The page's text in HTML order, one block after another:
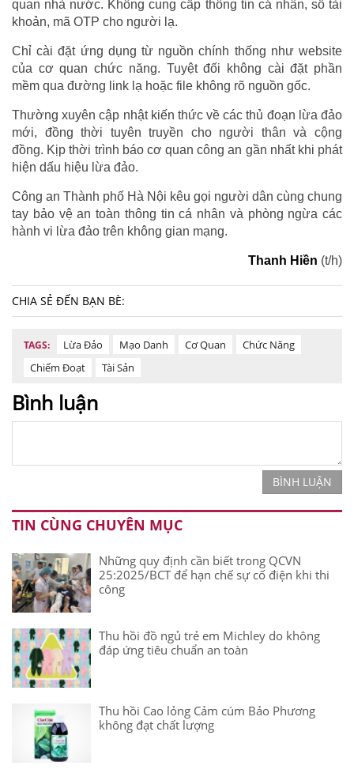
quan nhà nước. Không cung cấp thông tin cá nhân, số tài
khoản, mã OTP cho người lạ.
Chỉ cài đặt ứng dụng từ nguồn chính thống như website
của cơ quan chức năng. Tuyệt đối không cài đặt phần
mềm qua đường link lạ hoặc file không rõ nguồn gốc.
Thường xuyên cập nhật kiến thức về các thủ đoạn lừa đảo
mới, đồng thời tuyên truyền cho người thân và cộng
đồng. Kịp thời trình báo cơ quan công an gần nhất khi phát
hiện dấu hiệu lừa đảo.
Công an Thành phố Hà Nội kêu gọi người dân cùng chung
tay bảo vệ an toàn thông tin cá nhân và phòng ngừa các
hành vi lừa đảo trên không gian mạng.
Thanh Hiền (t/h)
CHIA SẺ ĐẾN BẠN BÈ:
TAGS: Lừa Đảo Mạo Danh Cơ Quan
Chức Năng
Chiếm Đoạt
Tài Sản
Bình luận
BÌNH LUẬN
TIN CÙNG CHUYÊN MỤC
Những quy định cần biết trong QCVN
25:2025/BCT để hạn chế sự cố điện khi thi
công
Thu hồi đồ ngủ trẻ em Michley do không
đáp ứng tiêu chuẩn an toàn
Thu hồi Cao lỏng Cảm cúm Bảo Phương
không đạt chất lượng